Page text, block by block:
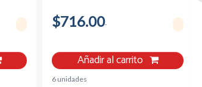
$716.00
Añadir al carrito
6 unidades